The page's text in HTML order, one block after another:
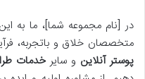
در [نام مجموعه شما]، ما به
متخصصان خلاق و باتجربه،
پوستر آنلاین و سایرخدمات